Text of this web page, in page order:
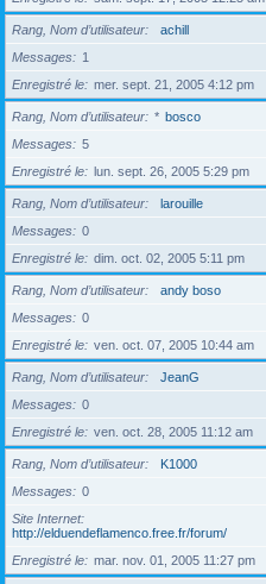
Rang, Nom d’utilisateur
achill
Messages
1
Enregistré le
mer. sept. 21, 2005 4:12 pm
Rang, Nom d’utilisateur * bosco
Messages
5
Enregistré le
lun. sept. 26, 2005 5:29 pm
Rang, Nom d’utilisateur
larouille
Messages
0
Enregistré le
dim. oct. 02, 2005 5:11 pm
Rang, Nom d’utilisateur
andy boso
Messages
0
Enregistré le
ven. oct. 07, 2005 10:44 am
Rang, Nom d’utilisateur
JeanG
Messages
0
Enregistré le
ven. oct. 28, 2005 11:12 am
Rang, Nom d’utilisateur
K1000
Messages
0
Site Internet
http://elduendeflamenco.free.fr/forum/
Enregistré le
mar. nov. 01, 2005 11:27 pm